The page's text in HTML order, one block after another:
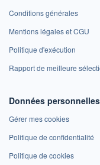
Conditions générales
Mentions légales et CGU
Politique d'exécution
Rapport de meilleure
Données personnelles
Gérer mes cookies
Politique de confidentialité
Politique de cookies